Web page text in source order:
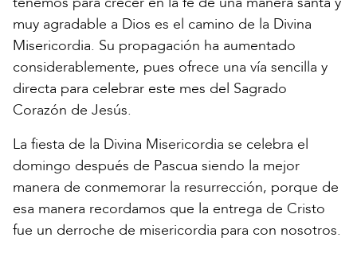
muy agradable a Dios es el camino de la Divina
Misericordia. Su propagación ha aumentado
considerablemente, pues ofrece una vía sencilla y
directa para celebrar este mes del Sagrado
Corazón de Jesús.
La fiesta de la Divina Misericordia se celebra el
domingo después de Pascua siendo la mejor
manera de conmemorar la resurrección, porque de
esa manera recordamos que la entrega de Cristo
fue un derroche de misericordia para con nosotros.